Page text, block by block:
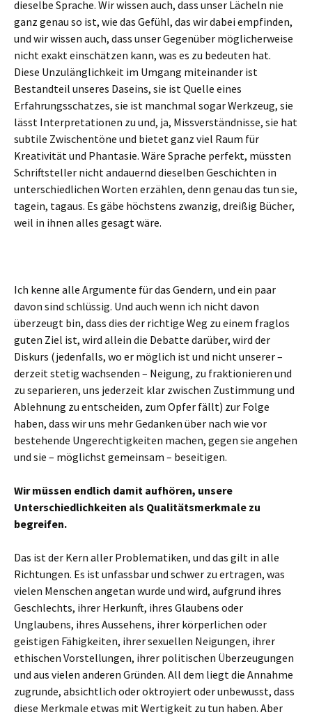
dieselbe Sprache. Wir wissen auch, dass unser Lächeln nie
ganz genau so ist, wie das Gefühl, das wir dabei empfinden,
und wir wissen auch, dass unser Gegenüber möglicherweise
nicht exakt einschätzen kann, was es zu bedeuten hat.
Diese Unzulänglichkeit im Umgang miteinander ist
Bestandteil unseres Daseins, sie ist Quelle eines
Erfahrungsschatzes, sie ist manchmal sogar Werkzeug, sie
lässt Interpretationen zu und, ja, Missverständnisse, sie hat
subtile Zwischentöne und bietet ganz viel Raum für
Kreativität und Phantasie. Wäre Sprache perfekt, müssten
Schriftsteller nicht andauernd dieselben Geschichten in
unterschiedlichen Worten erzählen, denn genau das tun sie,
tagein, tagaus. Es gäbe höchstens zwanzig, dreißig Bücher,
weil in ihnen alles gesagt wäre.
Ich kenne alle Argumente für das Gendern, und ein paar
davon sind schlüssig. Und auch wenn ich nicht davon
überzeugt bin, dass dies der richtige Weg zu einem fraglos
guten Ziel ist, wird allein die Debatte darüber, wird der
Diskurs (jedenfalls, wo er möglich ist und nicht unserer –
derzeit stetig wachsenden – Neigung, zu fraktionieren und
zu separieren, uns jederzeit klar zwischen Zustimmung und
Ablehnung zu entscheiden, zum Opfer fällt) zur Folge
haben, dass wir uns mehr Gedanken über nach wie vor
bestehende Ungerechtigkeiten machen, gegen sie angehen
und sie – möglichst gemeinsam – beseitigen.
Wir müssen endlich damit aufhören, unsere
Unterschiedlichkeiten als Qualitätsmerkmale zu
begreifen.
Das ist der Kern aller Problematiken, und das gilt in alle
Richtungen. Es ist unfassbar und schwer zu ertragen, was
vielen Menschen angetan wurde und wird, aufgrund ihres
Geschlechts, ihrer Herkunft, ihres Glaubens oder
Unglaubens, ihres Aussehens, ihrer körperlichen oder
geistigen Fähigkeiten, ihrer sexuellen Neigungen, ihrer
ethischen Vorstellungen, ihrer politischen Überzeugungen
und aus vielen anderen Gründen. All dem liegt die Annahme
zugrunde, absichtlich oder oktroyiert oder unbewusst, dass
diese Merkmale etwas mit Wertigkeit zu tun haben. Aber